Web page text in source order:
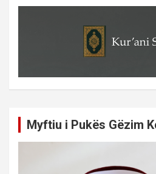
Myftiu i Pukës Gëzim